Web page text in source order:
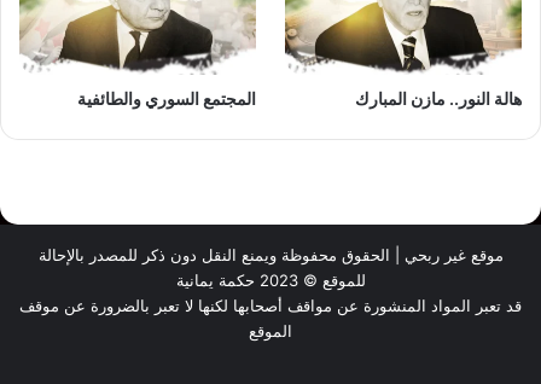
هالة النور.. مازن المبارك المجتمع السوري والطائفية
موقع غير ربحي | الحقوق محفوظة ويمنع النقل دون ذكر للمصدر بالإحالة
للموقع © 2023 حكمة يمانية
قد تعبر المواد المنشورة عن مواقف أصحابها لكنها لا تعبر بالضرورة عن موقف
الموقع